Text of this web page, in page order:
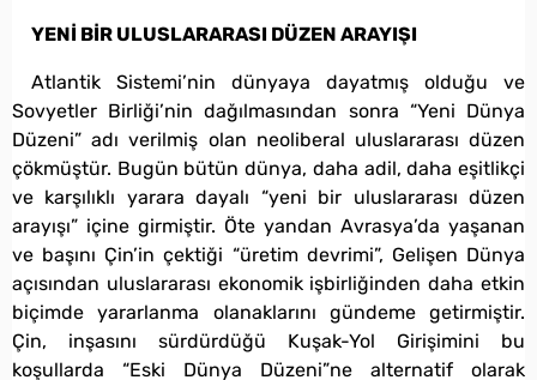
YENİ BİR ULUSLARARASI DÜZEN ARAYIŞI
Atlantik Sistemi’nin dünyaya dayatmış olduğu ve
Sovyetler Birliği’nin dağılmasından sonra “Yeni Dünya
Düzeni” adı verilmiş olan neoliberal uluslararası düzen
çökmüştür. Bugün bütün dünya, daha adil, daha eşitlikçi
ve karşılıklı yarara dayalı “yeni bir uluslararası düzen
arayışı” içine girmiştir. Öte yandan Avrasya’da yaşanan
ve başını Çin’in çektiği “üretim devrimi”, Gelişen Dünya
açısından uluslararası ekonomik işbirliğinden daha etkin
biçimde yararlanma olanaklarını gündeme getirmiştir.
Çin, inşasını sürdürdüğü Kuşak-Yol Girişimini bu
koşullarda “Eski Dünya Düzeni”ne alternatif olarak